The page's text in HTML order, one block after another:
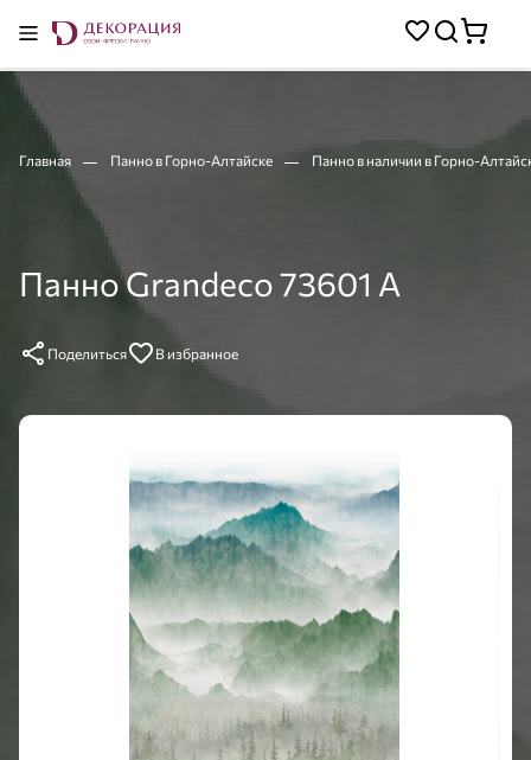
Главная Панно в Горно-Алтайске Панно в наличии в Горно-
Панно Grandeco 73601 A
Поделиться В избранное